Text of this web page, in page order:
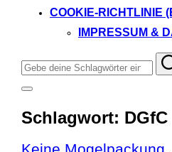
COOKIE-RICHTLINIE
IMPRESSUM &
Suchen
nach:
Seitenleiste
Navigation
umschalten
Schlagwort: DGfC